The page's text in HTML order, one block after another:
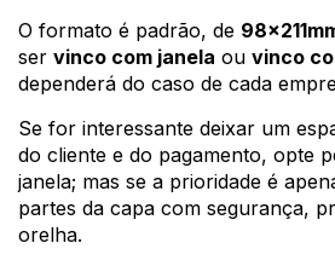
O formato é padrão, de
ser vinco com janela ou vinco
dependerá do caso de cada
Se for interessante deixar um
do cliente e do pagamento, opte
janela; mas se a prioridade é
partes da capa com segurança,
orelha.